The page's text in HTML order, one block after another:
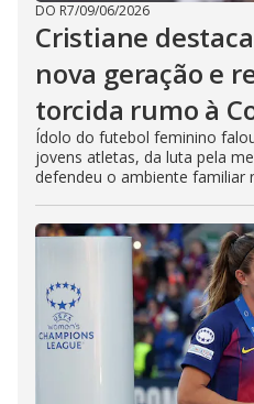
DO R7/09/06/2026
Cristiane
nova geração e
torcida rumo à
Ídolo do futebol feminino
jovens atletas, da luta pela
defendeu o ambiente familiar